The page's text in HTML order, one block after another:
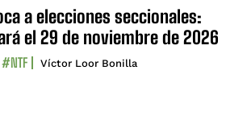
a elecciones seccionales:
el 29 de noviembre de 2026
#NTF Víctor Loor Bonilla